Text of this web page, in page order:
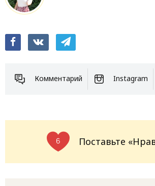
Комментарий Instagram
6 Поставьте